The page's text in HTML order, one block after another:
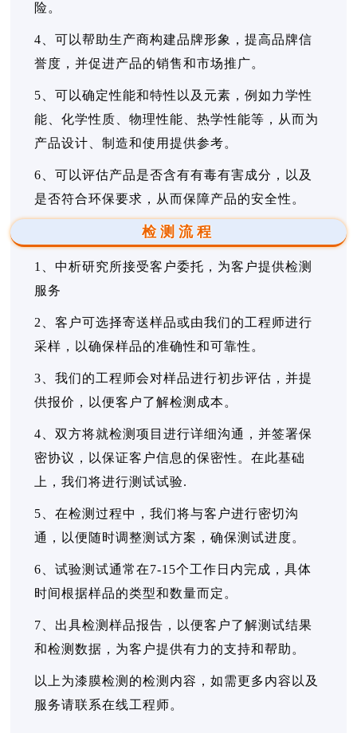
险。
4、可以帮助生产商构建品牌形象，提高品牌信
誉度，并促进产品的销售和市场推广。
5、可以确定性能和特性以及元素，例如力学性
能、化学性质、物理性能、热学性能等，从而为
产品设计、制造和使用提供参考。
6、可以评估产品是否含有有毒有害成分，以及
是否符合环保要求，从而保障产品的安全性。
检测流程
1、中析研究所接受客户委托，为客户提供检测
服务
2、客户可选择寄送样品或由我们的工程师进行
采样，以确保样品的准确性和可靠性。
3、我们的工程师会对样品进行初步评估，并提
供报价，以便客户了解检测成本。
4、双方将就检测项目进行详细沟通，并签署保
密协议，以保证客户信息的保密性。在此基础
上，我们将进行测试试验.
5、在检测过程中，我们将与客户进行密切沟
通，以便随时调整测试方案，确保测试进度。
6、试验测试通常在7-15个工作日内完成，具体
时间根据样品的类型和数量而定。
7、出具检测样品报告，以便客户了解测试结果
和检测数据，为客户提供有力的支持和帮助。
以上为漆膜检测的检测内容，如需更多内容以及
服务请联系在线工程师。